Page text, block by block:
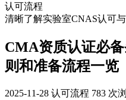
认可流程
清晰了解实验室CNAS认可
CMA资质认证必
则和准备流程一览
2025-11-28 认可流程 783 次